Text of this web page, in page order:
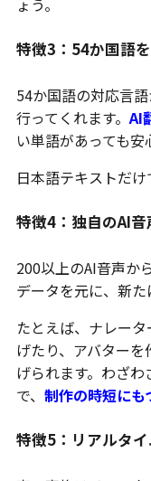
ょう。
特徴3：54か国語
54か国語の対応言
行ってくれます。AI
い単語があっても安
日本語テキストだけ
特徴4：独自のAI音
200以上のAI音声か
データを元に、新た
たとえば、ナレー
げたり、アバター
げられます。わざ
で、 制作の時短にも
特徴5：リアルタ